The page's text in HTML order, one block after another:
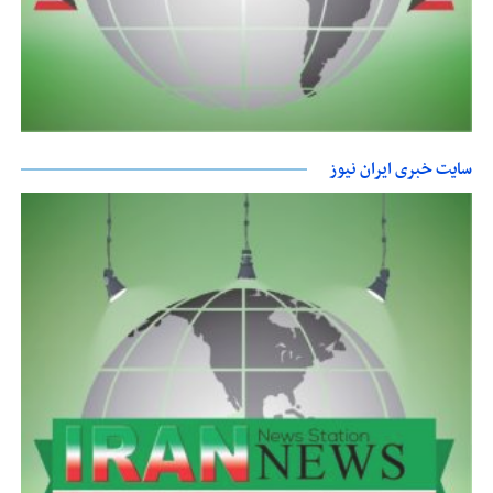
سایت خبری ایران نیوز